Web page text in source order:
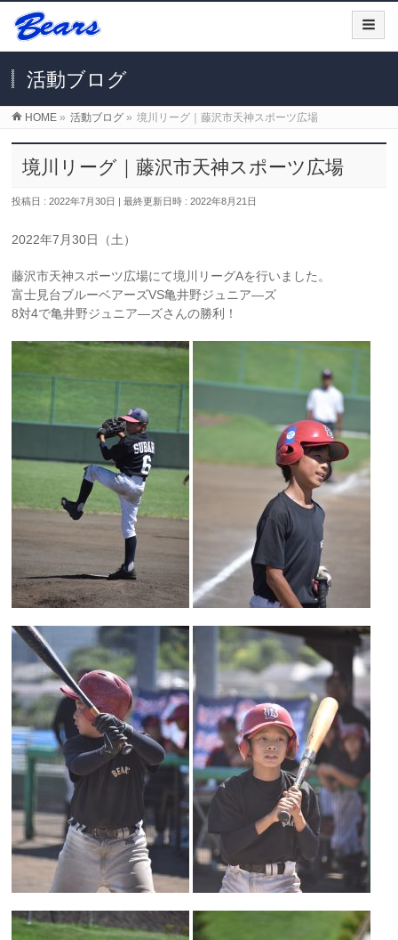
活動ブログ
HOME » 活動ブログ » 境川リーグ｜藤沢市天神スポーツ広場
境川リーグ｜藤沢市天神スポーツ広場
投稿日 : 2022年7月30日 最終更新日時 : 2022年8月21日
2022年7月30日（土）
藤沢市天神スポーツ広場にて境川リーグAを行いました。
富士見台ブルーベアーズVS亀井野ジュニア―ズ
8対4で亀井野ジュニア―ズさんの勝利！